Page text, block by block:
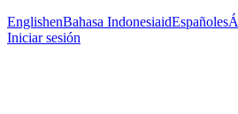
EnglishenBahasa IndonesiaidEspañoles
Iniciar sesión